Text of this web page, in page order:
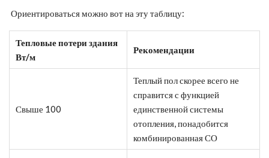
Ориентироваться можно вот на эту таблицу:
Тепловые потери здания
Вт/м
Рекомендации
Свыше 100
Теплый пол скорее всего не
справится с функцией
единственной системы
отопления, понадобится
комбинированная СО